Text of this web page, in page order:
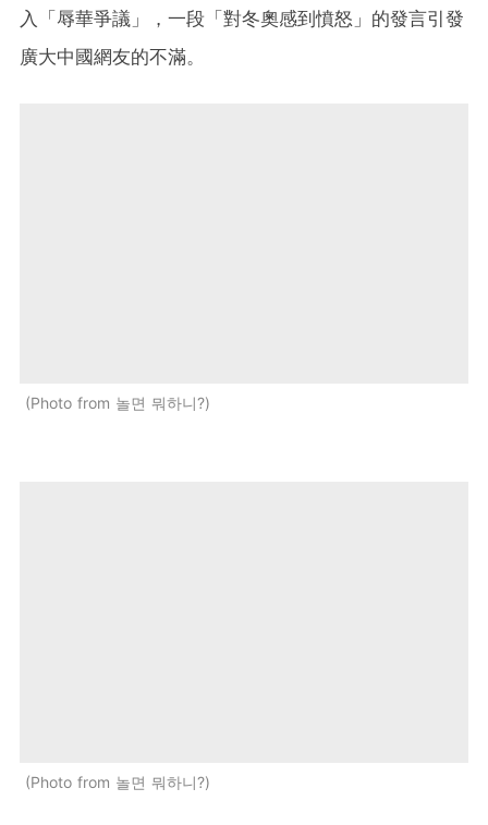
入「辱華爭議」，一段「對冬奧感到憤怒」的發言引發
廣大中國網友的不滿。
Photo from 놀면 뭐하니?
Photo from 놀면 뭐하니?